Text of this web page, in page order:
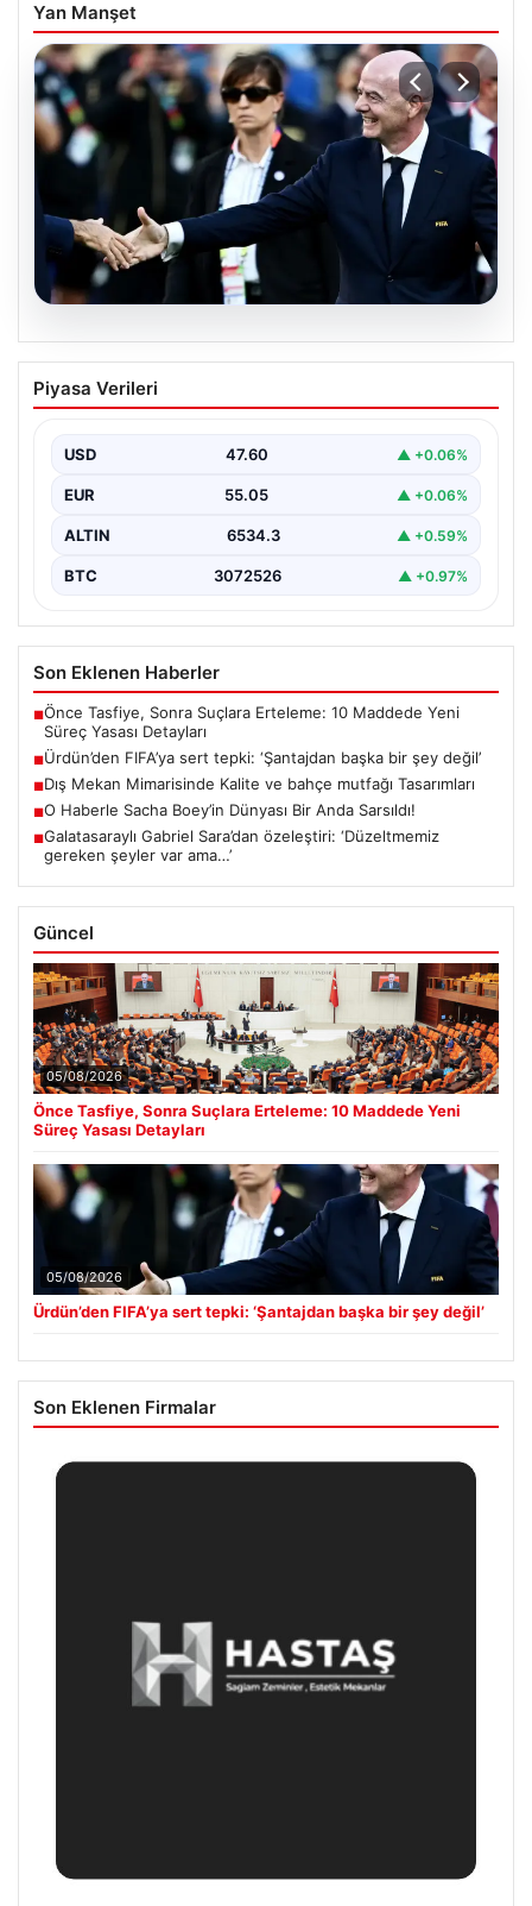
Yan Manşet
05.08.2026
Ürdün’den FIFA’ya sert tepki: ‘Şantajdan
başka bir şey değil’
Piyasa Verileri
USD 47.60 ▲ +0.06%
EUR 55.05 ▲ +0.06%
ALTIN 6534.3 ▲ +0.59%
BTC 3072526 ▲ +0.97%
Son Eklenen Haberler
■Önce Tasfiye, Sonra Suçlara Erteleme: 10 Maddede Yeni
Süreç Yasası Detayları
■Ürdün’den FIFA’ya sert tepki: ‘Şantajdan başka bir şey değil’
■Dış Mekan Mimarisinde Kalite ve bahçe mutfağı Tasarımları
■O Haberle Sacha Boey’in Dünyası Bir Anda Sarsıldı!
■Galatasaraylı Gabriel Sara’dan özeleştiri: ‘Düzeltmemiz
gereken şeyler var ama…’
Güncel
05/08/2026
Önce Tasfiye, Sonra Suçlara Erteleme: 10 Maddede Yeni
Süreç Yasası Detayları
05/08/2026
Ürdün’den FIFA’ya sert tepki: ‘Şantajdan başka bir şey değil’
Son Eklenen Firmalar